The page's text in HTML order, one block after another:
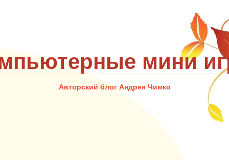
мини
Авторский блог Андрея Чимко